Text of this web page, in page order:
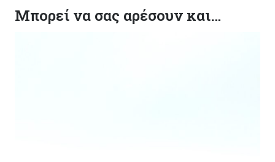
Μπορεί να σας αρέσουν και…